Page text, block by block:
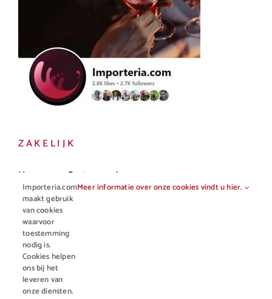
ZAKELIJK
Horeca en Gastronomie
Vakhandel
Importeria.com
maakt gebruik
van cookies
waarvoor
toestemming
nodig is.
Cookies helpen
ons bij het
leveren van
onze diensten.
Meer informatie over onze cookies vindt u hier.